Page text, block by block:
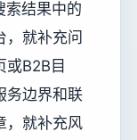
索结果中的
，就补充问
或B2B目
务边界和联
，就补充风